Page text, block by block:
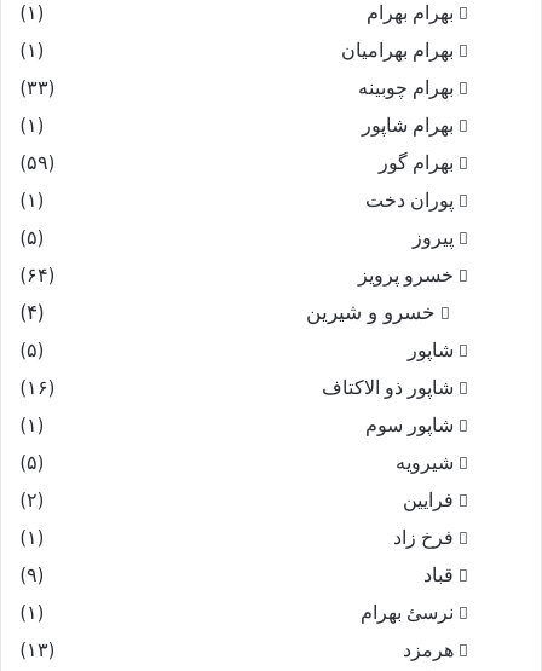
بهرام بهرام
(۱)
بهرام بهرامیان‏
(۱)
بهرام چوبینه
(۳۳)
بهرام شاپور
(۱)
بهرام گور
(۵۹)
پوران دخت
(۱)
پیروز
(۵)
خسرو پرویز
(۶۴)
خسرو و شیرین (۴)
شاپور
(۵)
شاپور ذو الاکتاف
(۱۶)
شاپور سوم‏
(۱)
شیرویه
(۵)
فرایین
(۲)
فرخ زاد
(۱)
قباد
(۹)
نرسئ بهرام‏
(۱)
هرمزد
(۱۳)